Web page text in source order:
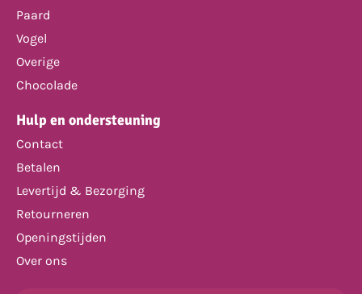
Paard
Vogel
Overige
Chocolade
Hulp en ondersteuning
Contact
Betalen
Levertijd & Bezorging
Retourneren
Openingstijden
Over ons